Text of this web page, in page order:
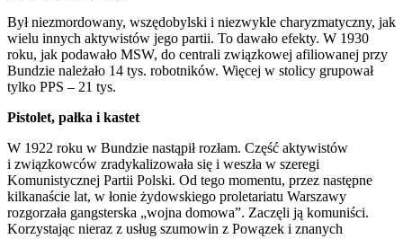
Był niezmordowany, wszędobylski i niezwykle charyzmatyczny, jak
wielu innych aktywistów jego partii. To dawało efekty. W 1930
roku, jak podawało MSW, do centrali związkowej afiliowanej przy
Bundzie należało 14 tys. robotników. Więcej w stolicy grupował
tylko PPS – 21 tys.
Pistolet, pałka i kastet
W 1922 roku w Bundzie nastąpił rozłam. Część aktywistów
i związkowców zradykalizowała się i weszła w szeregi
Komunistycznej Partii Polski. Od tego momentu, przez następne
kilkanaście lat, w łonie żydowskiego proletariatu Warszawy
rozgorzała gangsterska „wojna domowa”. Zaczęli ją komuniści.
Korzystając nieraz z usług szumowin z Powązek i znanych